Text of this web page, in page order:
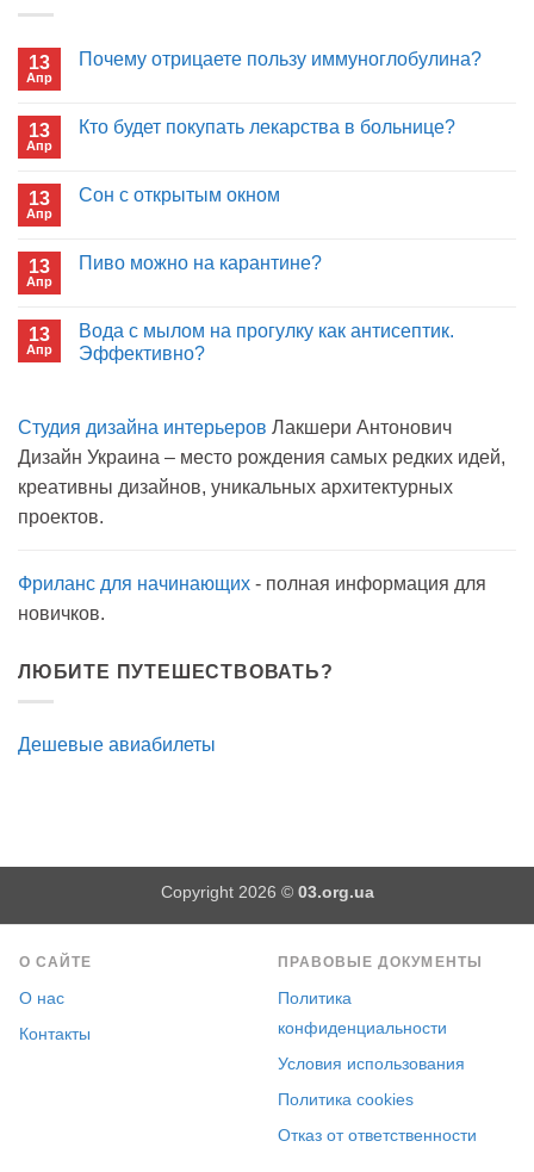
13
Апр
Почему отрицаете пользу иммуноглобулина?
записи
Почему
13
Апр
Кто будет покупать лекарства в больнице?
записи
Кто
в
13
Апр
Сон с открытым окном
записи
Сон
13
Апр
Пиво можно на карантине?
записи
Пиво
можно
13
Апр
Вода с мылом на прогулку как антисептик.
Эффективно?
Вода
мылом
прогулку
антисептик.
Студия дизайна интерьеров Лакшери Антонович
Дизайн Украина – место рождения самых редких идей,
креативны дизайнов, уникальных архитектурных
проектов.
Фриланс для начинающих - полная информация для
новичков.
ЛЮБИТЕ ПУТЕШЕСТВОВАТЬ?
Дешевые авиабилеты
Copyright 2026 © 03.org.ua
О САЙТЕ
О нас
Контакты
ПРАВОВЫЕ ДОКУМЕНТЫ
Политика
конфиденциальности
Условия использования
Политика cookies
Отказ от ответственности